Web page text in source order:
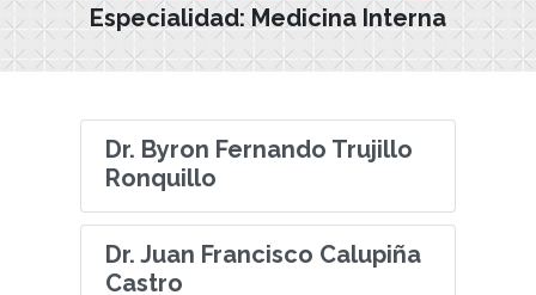
Especialidad: Medicina Interna
Dr. Byron Fernando Trujillo
Ronquillo
Dr. Juan Francisco Calupiña
Castro